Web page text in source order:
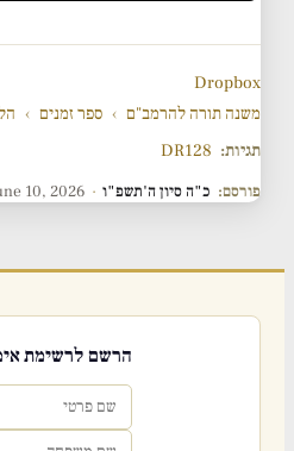
Dropbox
משנה תורה להרמב"ם › ספר זמנים ›
תגיות: DR128
פורסם: כ"ה סיון ה'תשפ"ו ·
10, 2026
הרשם לרשימת